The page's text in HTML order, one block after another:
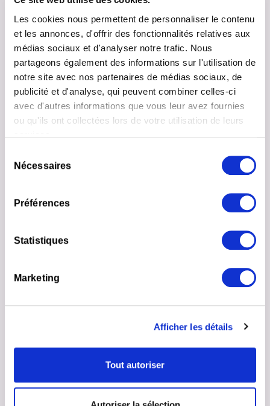
Les cookies nous permettent de personnaliser le contenu
et les annonces, d'offrir des fonctionnalités relatives aux
médias sociaux et d'analyser notre trafic. Nous
partageons également des informations sur l'utilisation de
notre site avec nos partenaires de médias sociaux, de
publicité et d'analyse, qui peuvent combiner celles-ci
avec d'autres informations que vous leur avez fournies
ou qu'ils ont collectées lors de votre utilisation de leurs
Nécessaires
Préférences
Statistiques
Marketing
Afficher les détails
Tout autoriser
aux zones sécurisées du site web. Le site web
ne peut pas fonctionner correctement sans ces
cookies.
Nom FournisseurFinalité
Durée
maximale
de
__cf_bm
Twitter
Ce cookie est
1 jour
nsent
t
l'autorisation
cookies pour le
domaine actuel
par l'utilisateur
année
rc::a Google
Ce cookie est
Persist